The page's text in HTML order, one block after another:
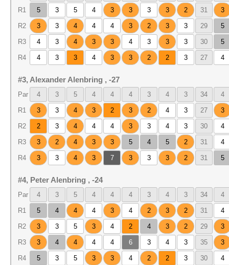
R1 5 3 5 4 3 3 3 3 2 31 3
R2 3 3 4 4 4 3 2 3 3 29 5
R3 4 3 4 3 3 4 3 3 3 30 5
R4 4 3 3 4 3 3 2 2 3 27 4
#3, Alexander Alenbring , -27
Par 4 3 5 4 4 4 3 4 3 34 4
R1 3 3 4 3 2 3 2 4 3 27 3
R2 2 3 4 4 4 3 3 4 3 30 4
R3 3 2 4 3 3 5 4 5 2 31 4
R4 3 3 4 3 7 3 3 3 2 31 5
#4, Peter Alenbring , -24
Par 4 3 5 4 4 4 3 4 3 34 4
R1 5 4 4 4 3 4 2 3 2 31 4
R2 3 3 5 3 4 2 4 3 2 29 3
R3 3 4 4 4 4 6 3 4 3 35 3
R4 5 3 5 3 3 4 2 2 3 30 4